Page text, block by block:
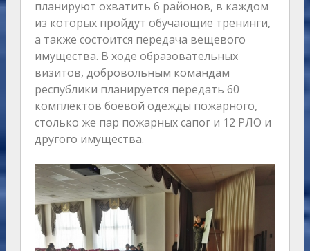
планируют охватить 6 районов, в каждом
из которых пройдут обучающие тренинги,
а также состоится передача вещевого
имущества. В ходе образовательных
визитов, добровольным командам
республики планируется передать 60
комплектов боевой одежды пожарного,
столько же пар пожарных сапог и 12 РЛО и
другого имущества.